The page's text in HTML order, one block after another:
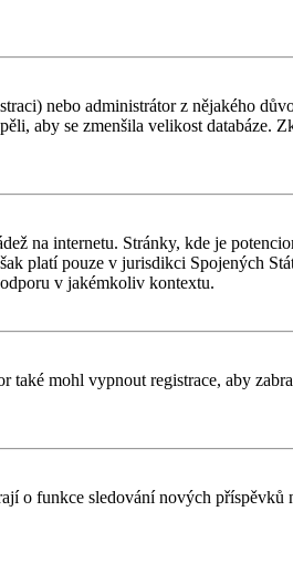
nebo administrátor z nějakého
aby se zmenšila velikost databáze.
na internetu. Stránky, kde je
platí pouze v jurisdikci Spojených
v jakémkoliv kontextu.
také mohl vypnout registrace, aby
o funkce sledování nových příspěvků